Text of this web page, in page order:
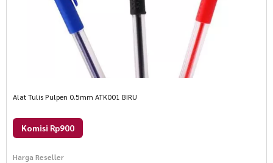
Alat Tulis Pulpen 0.5mm ATK001 BIRU
Komisi Rp900
Harga Reseller